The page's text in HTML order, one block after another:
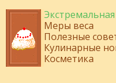
Меры веса
Полезные
Кулинарные
Косметика